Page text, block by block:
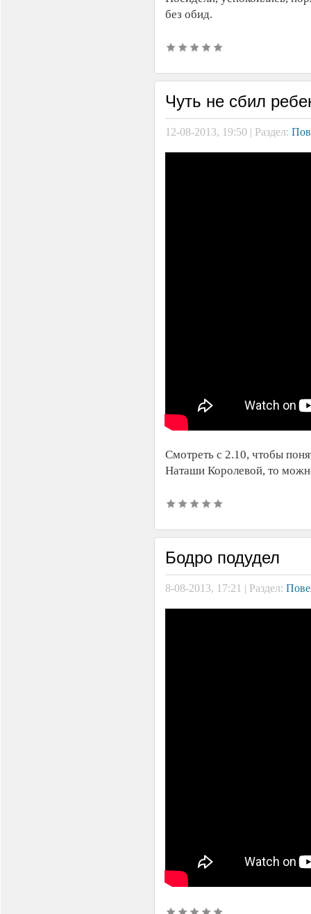
без обид.
Чуть не сбил
12-08-2013, 19:50 | Раздел:
Смотреть с 2.10, чтобы
Наташи Королевой, то
Бодро подудел
8-08-2013, 17:21 | Раздел: